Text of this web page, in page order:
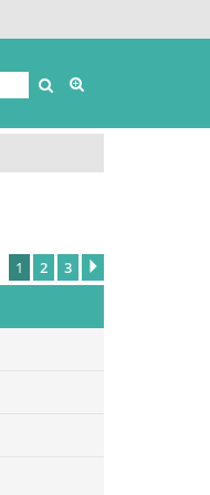
Buscar
1 2 3